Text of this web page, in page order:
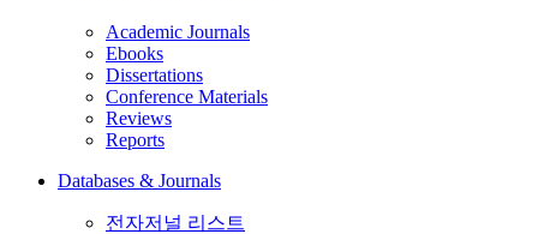
Academic Journals
Ebooks
Dissertations
Conference Materials
Reviews
Reports
Databases & Journals
전자저널 리스트